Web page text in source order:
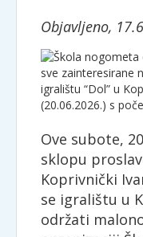
Objavljeno,
Ove subote,
sklopu
Koprivnički
se igralištu u
održati